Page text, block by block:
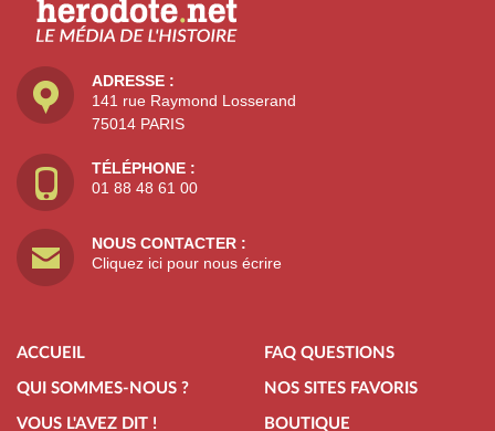
ADRESSE :
141 rue Raymond Losserand
75014 PARIS
TÉLÉPHONE :
01 88 48 61 00
NOUS CONTACTER :
Cliquez ici pour nous écrire
ACCUEIL
QUI SOMMES-NOUS ?
VOUS L'AVEZ DIT !
FAQ QUESTIONS
NOS SITES FAVORIS
BOUTIQUE